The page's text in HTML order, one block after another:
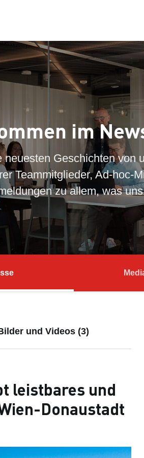
im
neuesten Geschichten von
Teammitglieder, Ad-hoc-
zu allem, was
und Videos (3)
leistbares und
Donaustadt